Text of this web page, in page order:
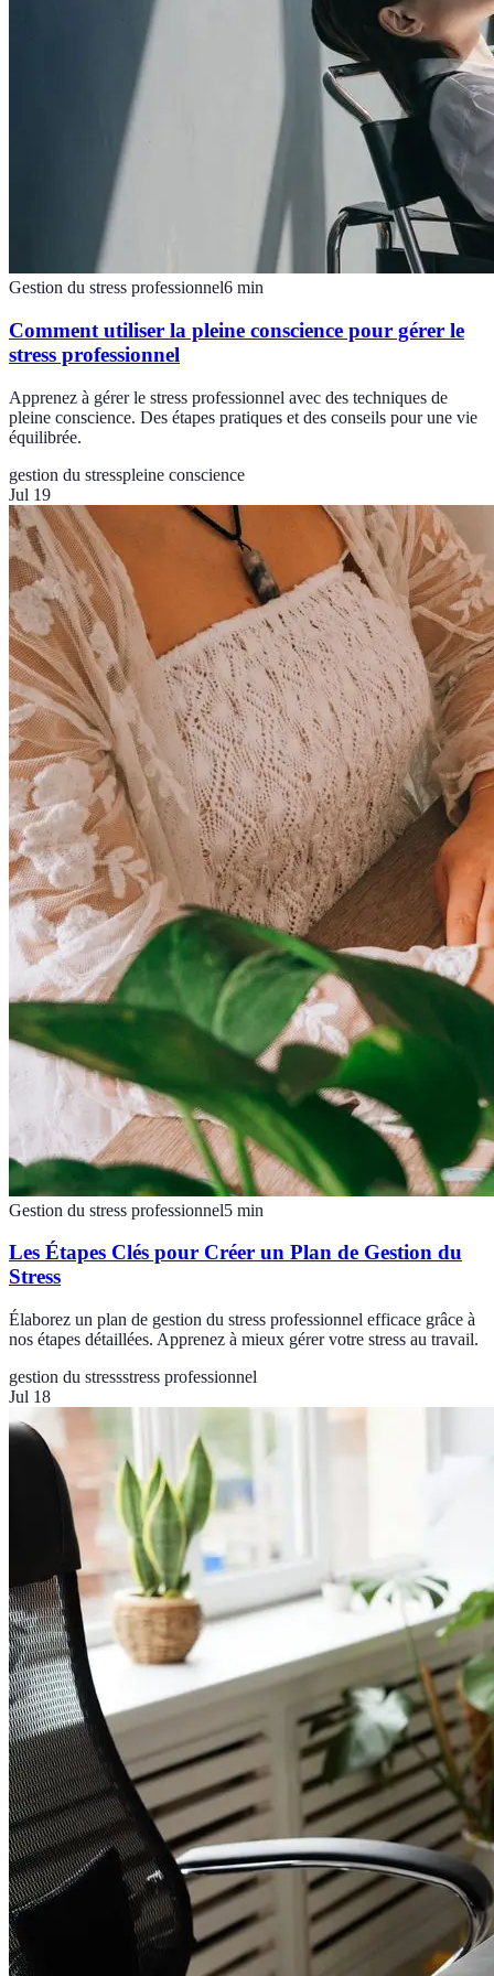
Gestion du stress professionnel6 min
Comment utiliser la pleine conscience pour gérer le
stress professionnel
Apprenez à gérer le stress professionnel avec des techniques de
pleine conscience. Des étapes pratiques et des conseils pour une vie
équilibrée.
gestion du stresspleine conscience
Jul 19
Gestion du stress professionnel5 min
Les Étapes Clés pour Créer un Plan de Gestion du
Stress
Élaborez un plan de gestion du stress professionnel efficace grâce à
nos étapes détaillées. Apprenez à mieux gérer votre stress au travail.
gestion du stressstress professionnel
Jul 18